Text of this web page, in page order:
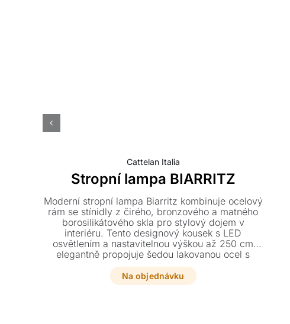
Cattelan Italia
Stropní lampa BIARRITZ
Moderní stropní lampa Biarritz kombinuje ocelový
rám se stínidly z čirého, bronzového a matného
borosilikátového skla pro stylový dojem v
interiéru. Tento designový kousek s LED
osvětlením a nastavitelnou výškou až 250 cm
elegantně propojuje šedou lakovanou ocel s
luxusním žebrovaným sklem.
Na objednávku